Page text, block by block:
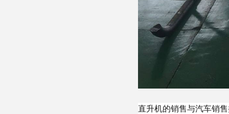
直升机的销售与汽车销